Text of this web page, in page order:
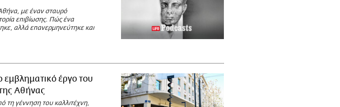
με έναν σταυρό
επιβίωσης. Πώς ένα
αλλά επανερμηνεύτηκε και
έργο του
Αθήνας
γέννηση του καλλιτέχνη,